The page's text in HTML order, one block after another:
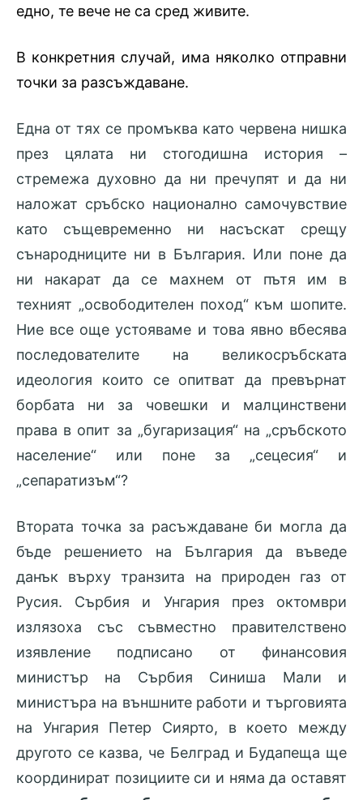
едно, те вече не са сред живите.
В конкретния случай, има няколко отправни
точки за разсъждаване.
Една от тях се промъква като червена нишка
през цялата ни стогодишна история –
стремежа духовно да ни пречупят и да ни
наложат сръбско национално самочувствие
като същевременно ни насъскат срещу
сънародниците ни в България. Или поне да
ни накарат да се махнем от пътя им в
техният „освободителен поход“ към шопите.
Ние все още устояваме и това явно вбесява
последователите на великосръбската
идеология които се опитват да превърнат
борбата ни за човешки и малцинствени
права в опит за „бугаризация“ на „сръбското
население“ или поне за „сецесия“ и
„сепаратизъм“?
Втората точка за расъждаване би могла да
бъде решението на България да въведе
данък върху транзита на природен газ от
Русия. Сърбия и Унгария през октомври
излязоха със съвместно правителствено
изявление подписано от финансовия
министър на Сърбия Синиша Мали и
министъра на външните работи и търговията
на Унгария Петер Сиярто, в което между
другото се казва, че Белград и Будапеща ще
координират позициите си и няма да оставят